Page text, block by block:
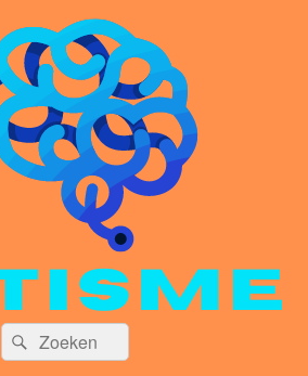
Zoeken
naar:
Zoeken